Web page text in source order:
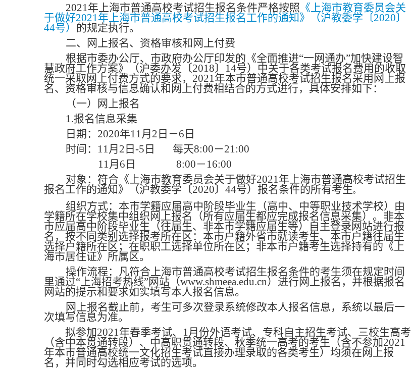
2021年上海市普通高校考试招生报名条件严格按照 《上海市教育委员会关
于做好2021年上海市普通高校考试招生报名工作的通知》（沪教委学〔2020〕
44号） 的规定执行。
二、网上报名、资格审核和网上付费
根据市委办公厅、市政府办公厅印发的《全面推进“一网通办”加快建设智
慧政府工作方案》（沪委办发〔2018〕14号）中关于各类考试报名费用的收取
统一采取网上付费方式的要求，2021年本市普通高校考试招生报名采用网上报
名、资格审核与信息确认和网上付费相结合的方式进行，具体安排如下：
（一）网上报名
1.报名信息采集
日期：2020年11月2日－6日
时间：11月2日 -5 日 每天8:00－21:00
11月6日 8:00－16:00
对象：符合《上海市教育委员会关于做好2021年上海市普通高校考试招生
报名工作的通知》（沪教委学〔2020〕44号）报名条件的所有考生。
组织方式：本市学籍应届高中阶段毕业生（高中、中等职业技术学校）由
学籍所在学校集中组织网上报名（所有应届生都应完成报名信息采集）。非本
市应届高中阶段毕业生（往届生、非本市学籍应届生等）自主登录网站进行报
名，按不同类别选择报考所在区：本市户籍外省市就读考生、本市户籍往届生
选择户籍所在区；在职职工选择单位所在区；非本市户籍考生选择持有的《上
海市居住证》所属区。
操作流程：凡符合上海市普通高校考试招生报名条件的考生须在规定时间
里通过“上海招考热线”网站 （www.shmeea.edu.cn）进行网上报名，并根据报名
网站的提示和要求如实填写本人报名信息。
网上报名截止前，考生可多次登录系统修改本人报名信息，系统以最后一
次填写信息为准。
拟参加2021年春季考试、1月份外语考试、专科自主招生考试、 三校生高考
（含中本贯通转段）、中高职贯通转段、秋季统一高考的考生（含不参加2021
年本市普通高校统一文化招生考试直接办理录取的各类考生）均须在网上报
名，并同时勾选相应考试的选项。